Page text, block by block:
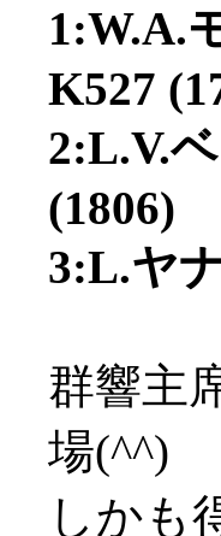
1:W.A.
K527
2:L.V.
(1806)
3:L.ヤ
群響主
場(^^)
しかも